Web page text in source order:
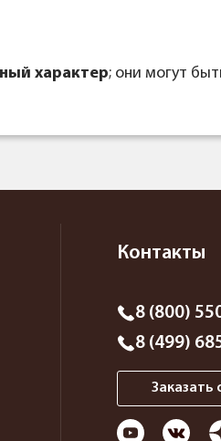
характер; они могут
Контакты
8 (800)
8 (499)
Заказать